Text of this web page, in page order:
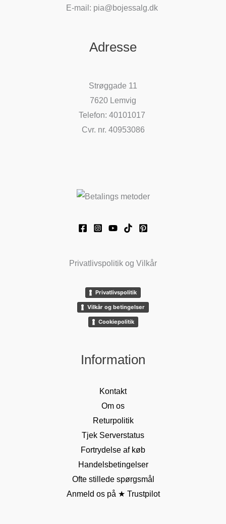
E-mail: pia@bojessalg.dk
Adresse
Strøggade 11
7620 Lemvig
Telefon: 40101017
Cvr. nr. 40953086
Privatlivspolitik og Vilkår
Privatlivspolitik
Vilkår og betingelser
Cookiepolitik
Information
Kontakt
Om os
Returpolitik
Tjek Serverstatus
Fortrydelse af køb
Handelsbetingelser
Ofte stillede spørgsmål
Anmeld os på ★ Trustpilot